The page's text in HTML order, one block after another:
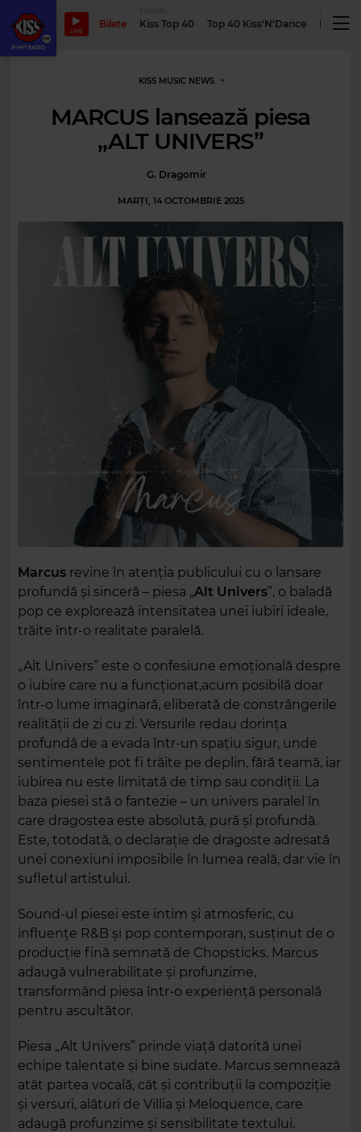
LIVE
Bilete Kiss Top 40 Top 40 Kiss'N'Dance
KISS MUSIC NEWS
MARCUS lansează piesa
„ALT UNIVERS”
G. Dragomir
MARȚI, 14 OCTOMBRIE 2025
Marcus revine în atenția publicului cu o lansare
profundă și sinceră – piesa „Alt Univers”, o baladă
pop ce explorează intensitatea unei iubiri ideale,
trăite într-o realitate paralelă.
„Alt Univers” este o confesiune emoțională despre
o iubire care nu a funcționat,acum posibilă doar
într-o lume imaginară, eliberată de constrângerile
realității de zi cu zi. Versurile redau dorința
profundă de a evada într-un spațiu sigur, unde
sentimentele pot fi trăite pe deplin, fără teamă, iar
iubirea nu este limitată de timp sau condiții. La
baza piesei stă o fantezie – un univers paralel în
care dragostea este absolută, pură și profundă.
Este, totodată, o declarație de dragoste adresată
unei conexiuni imposibile în lumea reală, dar vie în
sufletul artistului.
Sound-ul piesei este intim și atmosferic, cu
influențe R&B și pop contemporan, susținut de o
producție fină semnată de Chopsticks. Marcus
adaugă vulnerabilitate și profunzime,
transformând piesa într-o experiență personală
pentru ascultător.
Piesa „Alt Univers” prinde viață datorită unei
echipe talentate și bine sudate. Marcus semnează
atât partea vocală, cât și contribuții la compoziție
și versuri, alături de Villia și Meloquence, care
adaugă profunzime și sensibilitate textului.